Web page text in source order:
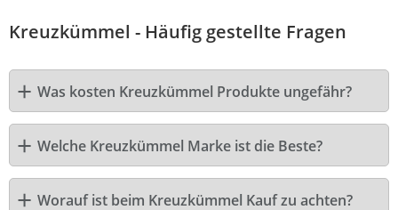
Kreuzkümmel - Häufig gestellte Fragen
Was kosten Kreuzkümmel Produkte ungefähr?
Welche Kreuzkümmel Marke ist die Beste?
Worauf ist beim Kreuzkümmel Kauf zu achten?